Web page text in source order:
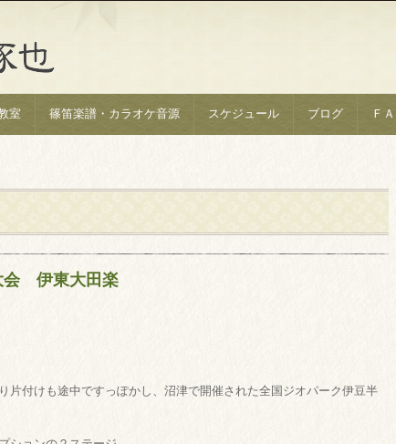
室 篠笛楽譜・カラオケ音源 スケジュール ブログ Ｆ
会 伊東大田楽
片付けも途中ですっぽかし、沼津で開催された全国ジオパーク伊豆半